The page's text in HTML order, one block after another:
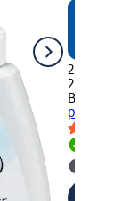
2,45 €
250 ml
Balea med
pokožku